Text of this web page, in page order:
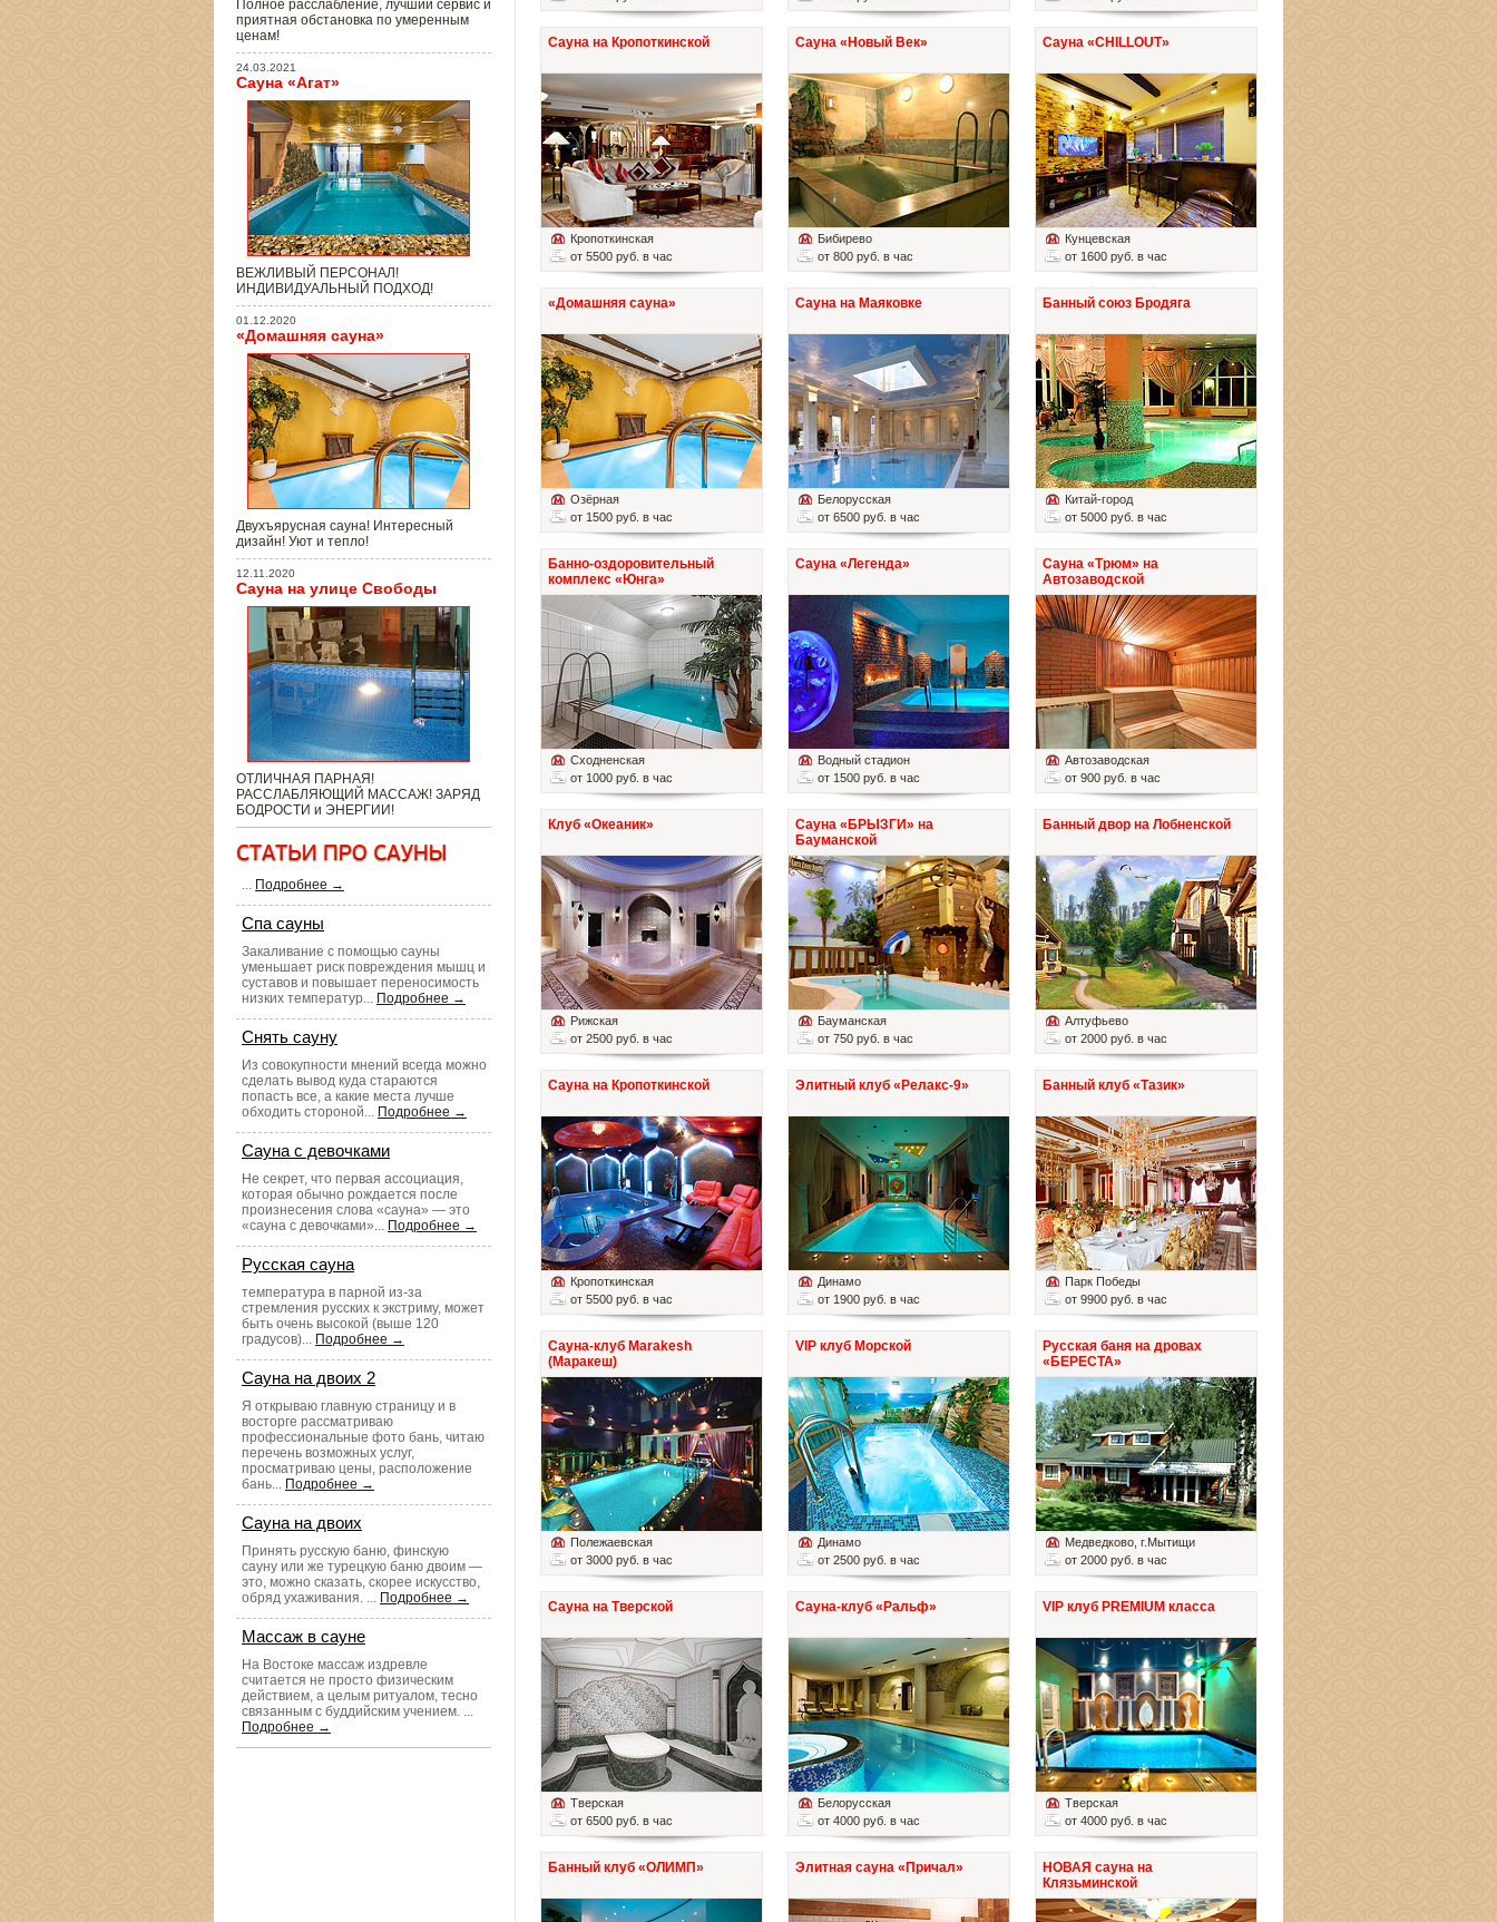
Сауна на Кропоткинской
Кропоткинская
от 5500 руб. в час
Сауна «Новый Век»
Бибирево
от 800 руб. в час
Сауна «CHILLOUT»
Кунцевская
от 1600 руб. в час
«Домашняя сауна»
Озёрная
от 1500 руб. в час
Сауна на Маяковке
Белорусская
от 6500 руб. в час
Банный союз Бродяга
Китай-город
от 5000 руб. в час
Банно-оздоровительный
комплекс «Юнга»
Сходненская
от 1000 руб. в час
Сауна «Легенда»
Водный стадион
от 1500 руб. в час
Сауна «Трюм» на
Автозаводской
Автозаводская
от 900 руб. в час
Клуб «Океаник»
Рижская
от 2500 руб. в час
Сауна «БРЫЗГИ» на
Бауманской
Бауманская
от 750 руб. в час
Банный двор на Лобненской
Алтуфьево
от 2000 руб. в час
Сауна на Кропоткинской
Кропоткинская
от 5500 руб. в час
Элитный клуб «Релакс-9»
Динамо
от 1900 руб. в час
Банный клуб «Тазик»
Парк Победы
от 9900 руб. в час
Сауна-клуб Marakesh
(Маракеш)
Полежаевская
от 3000 руб. в час
VIP клуб Морской
Динамо
от 2500 руб. в час
Русская баня на дровах
«БЕРЕСТА»
Медведково , г.Мытищи
от 2000 руб. в час
Сауна на Тверской
Тверская
от 6500 руб. в час
Сауна-клуб «Ральф»
Белорусская
от 4000 руб. в час
VIP клуб PREMIUM класса
Тверская
от 4000 руб. в час
Банный клуб «ОЛИМП» Элитная сауна «Причал»
НОВАЯ сауна на
Клязьминской
Полное расслабление, лучший сервис и
приятная обстановка по умеренным
ценам!
24.03.2021
Сауна «Агат»
ВЕЖЛИВЫЙ ПЕРСОНАЛ!
ИНДИВИДУАЛЬНЫЙ ПОДХОД!
01.12.2020
«Домашняя сауна»
Двухъярусная сауна! Интересный
дизайн! Уют и тепло!
12.11.2020
Сауна на улице Свободы
ОТЛИЧНАЯ ПАРНАЯ!
РАССЛАБЛЯЮЩИЙ МАССАЖ! ЗАРЯД
БОДРОСТИ и ЭНЕРГИИ!
... Подробнее →
Спа сауны
Закаливание с помощью сауны
уменьшает риск повреждения мышц и
суставов и повышает переносимость
низких температур... Подробнее →
Снять сауну
Из совокупности мнений всегда можно
сделать вывод куда стараются
попасть все, а какие места лучше
обходить стороной... Подробнее →
Сауна с девочками
Не секрет, что первая ассоциация,
которая обычно рождается после
произнесения слова «сауна» — это
«сауна с девочками»... Подробнее →
Русская сауна
температура в парной из-за
стремления русских к экстриму, может
быть очень высокой (выше 120
градусов)... Подробнее →
Сауна на двоих 2
Я открываю главную страницу и в
восторге рассматриваю
профессиональные фото бань, читаю
перечень возможных услуг,
просматриваю цены, расположение
бань... Подробнее →
Сауна на двоих
Принять русскую баню, финскую
сауну или же турецкую баню двоим —
это, можно сказать, скорее искусство,
обряд ухаживания. ... Подробнее →
Массаж в сауне
На Востоке массаж издревле
считается не просто физическим
действием, а целым ритуалом, тесно
связанным с буддийским учением. ...
Подробнее →